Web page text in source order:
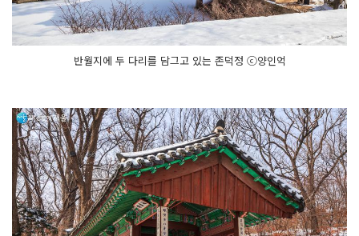
반월지에 두 다리를 담그고 있는 존덕정 ⓒ양인억